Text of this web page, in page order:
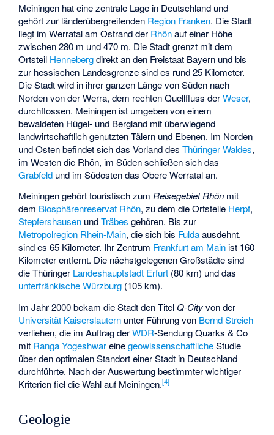
Meiningen hat eine zentrale Lage in Deutschland und
gehört zur länderübergreifenden Region Franken. Die Stadt
liegt im Werratal am Ostrand der Rhönauf einer Höhe
zwischen 280 m und 470 m. Die Stadt grenzt mit dem
Ortsteil Hennebergdirekt an den Freistaat Bayern und bis
zur hessischen Landesgrenze sind es rund 25 Kilometer.
Die Stadt wird in ihrer ganzen Länge von Süden nach
Norden von der Werra, dem rechten Quellfluss derWeser,
durchflossen. Meiningen ist umgeben von einem
bewaldeten Hügel- und Bergland mit überwiegend
landwirtschaftlich genutzten Tälern und Ebenen. Im Norden
und Osten befindet sich das Vorland desThüringer Waldes,
im Westen die Rhön, im Süden schließen sich das
Grabfeld und im Südosten das Obere Werratal an.
Meiningen gehört touristisch zumReisegebiet Rhön mit
dem Biosphärenreservat Rhön, zu dem die Ortsteile Herpf,
Stepfershausen undTräbes gehören. Bis zur
Metropolregion Rhein-Main, die sich bis Fuldaausdehnt,
sind es 65 Kilometer. Ihr Zentrum Frankfurt am Main ist 160
Kilometer entfernt. Die nächstgelegenen Großstädte sind
die Thüringer Landeshauptstadt Erfurt (80 km) und das
unterfränkische Würzburg (105 km).
Im Jahr 2000 bekam die Stadt den TitelQ-Cityvon der
Universität Kaiserslautern unter Führung von Bernd Streich
verliehen, die im Auftrag derWDR-SendungQuarks & Co
mit Ranga YogeshwareinegeowissenschaftlicheStudie
über den optimalen Standort einer Stadt in Deutschland
durchführte. Nach der Auswertung bestimmter wichtiger
Kriterien fiel die Wahl auf Meiningen.[4]
Geologie